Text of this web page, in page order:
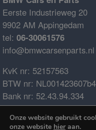
Eerste Industrieweg 20
9902 AM Appingedam
tel: 06-30061576
info@bmwcarsenparts.nl
KvK nr: 52157563
BTW nr:
Bank nr: 52.43.94.334
IBAN:
BIC: ABNANL2A
Onze website gebruikt
onze website hieraan.